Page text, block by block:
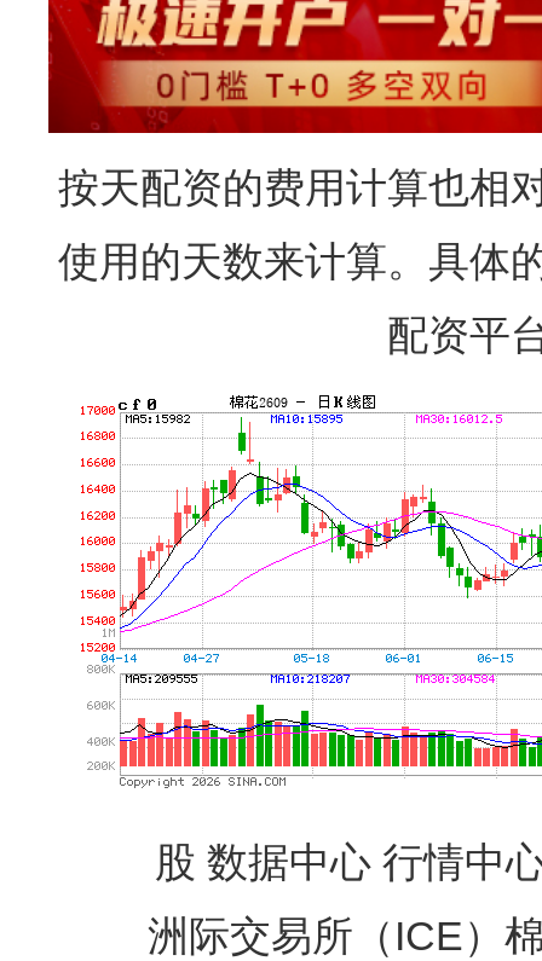
按天配资的费用计算也相
使用的天数来计算。具体
配资平
股 数据中心 行情中
洲际交易所（ICE）棉